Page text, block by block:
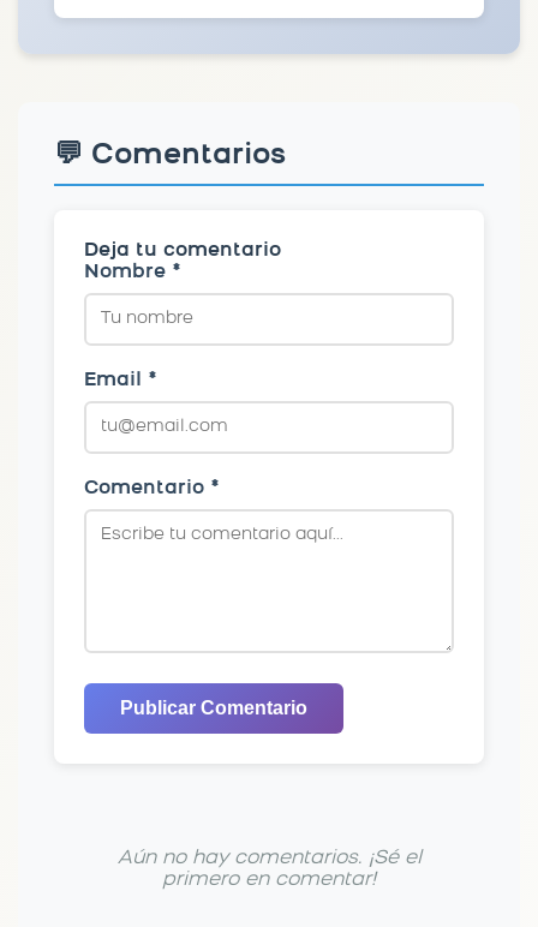
💬 Comentarios
Deja tu comentario
Nombre *
Email *
Comentario *
Publicar Comentario
Aún no hay comentarios. ¡Sé el
primero en comentar!